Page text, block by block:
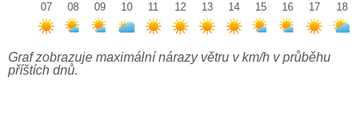
07
08
09
10
11
12
13
14
15
16
17
18
Graf zobrazuje maximální nárazy větru v km/h v průběhu
příštích dnů.